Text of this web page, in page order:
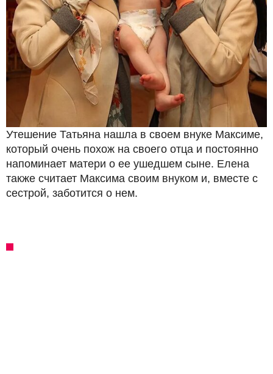
Утешение Татьяна нашла в своем внуке Максиме,
который очень похож на своего отца и постоянно
напоминает матери о ее ушедшем сыне. Елена
также считает Максима своим внуком и, вместе с
сестрой, заботится о нем.